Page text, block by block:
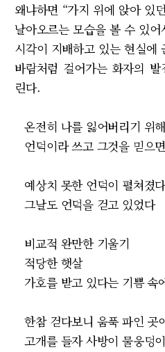
왜냐하면 “가지 위에 앉아 있
날아오르는 모습을 볼 수 있
시각이 지배하고 있는 현실에
바람처럼 걸어가는 화자의
린다.
온전히 나를 잃어버리기 위
언덕이라 쓰고 그것을 믿으면
예상치 못한 언덕이 펼쳐졌
그날도 언덕을 걷고 있었다
비교적 완만한 기울기
적당한 햇살
가호를 받고 있다는 기쁨 속
한참 걷다보니 움푹 파인 곳
고개를 들자 사방이 물웅덩